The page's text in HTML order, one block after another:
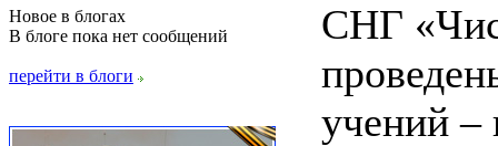
Новое в блогах
В блоге пока нет сообщений
перейти в блоги
СНГ
учений –